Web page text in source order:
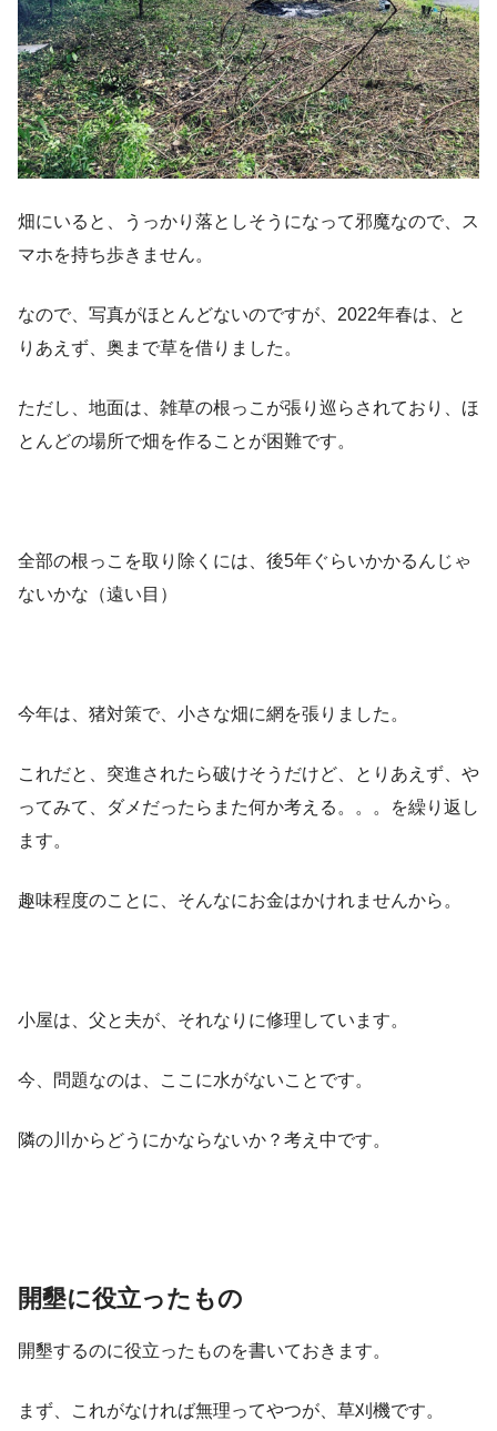
畑にいると、うっかり落としそうになって邪魔なので、ス
マホを持ち歩きません。
なので、写真がほとんどないのですが、2022年春は、と
りあえず、奥まで草を借りました。
ただし、地面は、雑草の根っこが張り巡らされており、ほ
とんどの場所で畑を作ることが困難です。
全部の根っこを取り除くには、後5年ぐらいかかるんじゃ
ないかな（遠い目）
今年は、猪対策で、小さな畑に網を張りました。
これだと、突進されたら破けそうだけど、とりあえず、や
ってみて、ダメだったらまた何か考える。。。を繰り返し
ます。
趣味程度のことに、そんなにお金はかけれませんから。
小屋は、父と夫が、それなりに修理しています。
今、問題なのは、ここに水がないことです。
隣の川からどうにかならないか？考え中です。
開墾に役立ったもの
開墾するのに役立ったものを書いておきます。
まず、これがなければ無理ってやつが、草刈機です。